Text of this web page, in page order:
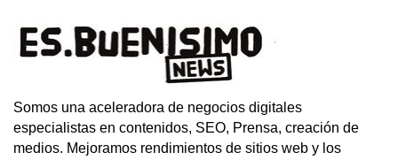
Somos una aceleradora de negocios digitales
especialistas en contenidos, SEO, Prensa, creación de
medios. Mejoramos rendimientos de sitios web y los